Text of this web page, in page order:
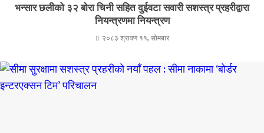
भन्सार छलीको ३२ बोरा चिनी सहित दुईवटा सवारी सशस्त्र प्रहरीद्वारा
नियन्त्रणमा नियन्त्रण
२०८३ श्रावण ११, सोमबार